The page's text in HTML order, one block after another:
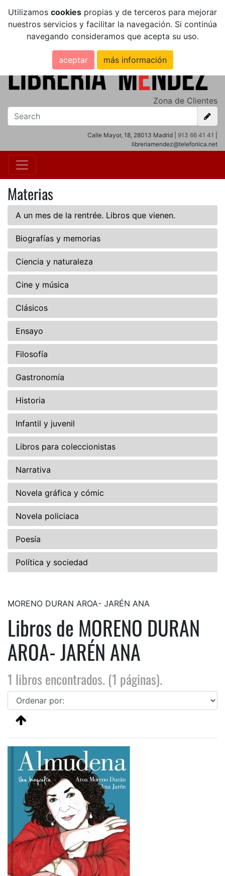
Utilizamos cookies propias y de terceros para mejorar
nuestros servicios y facilitar la navegación. Si continúa
navegando consideramos que acepta su uso.
aceptar más información
Zona de Clientes
Calle Mayor, 18, 28013 Madrid | 913 66 41 41
libreriamendez@telefonica.net
Materias
A un mes de la rentrée. Libros que vienen.
Biografías y memorias
Ciencia y naturaleza
Cine y música
Clásicos
Ensayo
Filosofía
Gastronomía
Historia
Infantil y juvenil
Libros para coleccionistas
Narrativa
Novela gráfica y cómic
Novela policiaca
Poesía
Política y sociedad
MORENO DURAN AROA- JARÉN ANA
Libros de MORENO DURAN
AROA- JARÉN ANA
1 libros encontrados. (1 páginas).